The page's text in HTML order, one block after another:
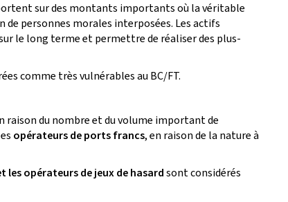
sur des montants importants où la véritable
personnes morales interposées. Les actifs
le long terme et permettre de réaliser des plus-
comme très vulnérables au BC/FT.
raison du nombre et du volume important de
opérateurs de ports francs, en raison de la nature à
les opérateurs de jeux de hasardsont considérés